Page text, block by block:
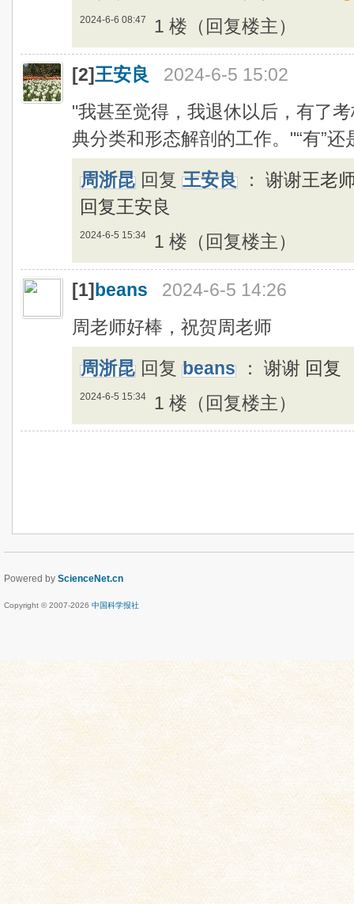
2024-6-6 08:47 1 楼（回复楼主）
[2]王安良
2024-6-5 15:02
"我甚至觉得，我退休以后，有了
典分类和形态解剖的工作。"“有”还
周浙昆 回复 王安良 ： 谢谢王老
回复王安良
2024-6-5 15:34 1 楼（回复楼主）
[1]beans
2024-6-5 14:26
周老师好棒，祝贺周老师
周浙昆 回复 beans ： 谢谢 回复
2024-6-5 15:34 1 楼（回复楼主）
Powered by ScienceNet.cn
Copyright © 2007-2026 中国科学报社